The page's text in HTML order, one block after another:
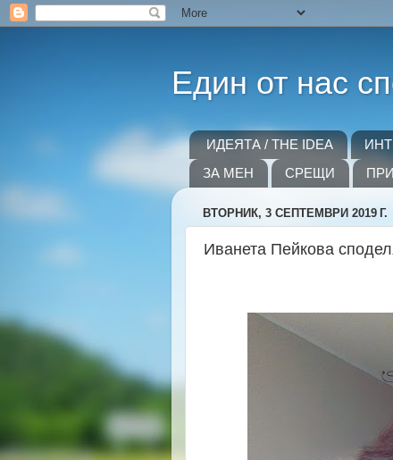
Един от нас
ИДЕЯТА / THE IDEA
ЗА МЕН
СРЕЩИ
ВТОРНИК, 3 СЕПТЕМВРИ 2019 Г.
Иванета Пейкова